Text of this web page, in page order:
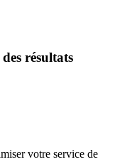
résultats
votre service de